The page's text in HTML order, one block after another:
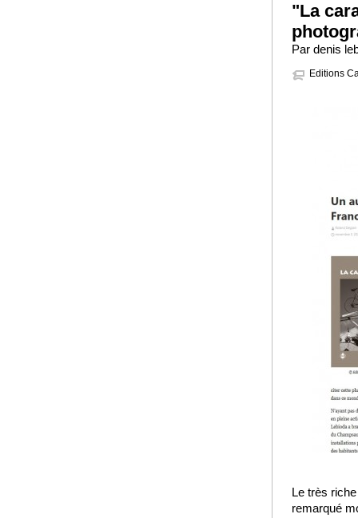
"La
Par denis
Editions
Le très
remarqué